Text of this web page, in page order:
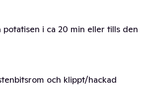
i ca 20 min eller tills den
och klippt/hackad